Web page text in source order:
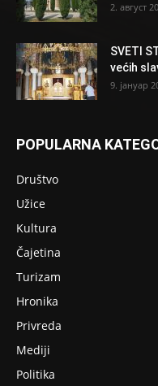
2. август
SVETI
većih
9. јануар
POPULARNA
Društvo
Užice
Kultura
Čajetina
Turizam
Hronika
Privreda
Mediji
Politika